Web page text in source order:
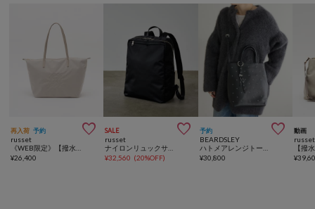
再入荷 予約 
russet
¥26,400
SALE 
russet
¥32,560 (20%OFF)
予約 
BEARDSLEY
¥30,800
動画
russet
¥